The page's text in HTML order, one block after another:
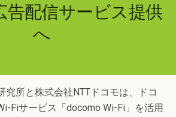
告配信サービス提供
へ
所と株式会社NTTドコモは、ドコ
Fiサービス「docomo Wi-Fi」を活用